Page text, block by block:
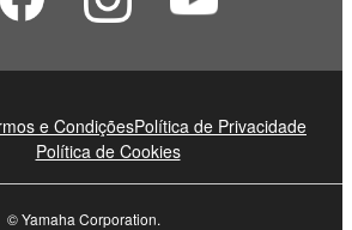
e CondiçõesPolítica de Privacidade
Política de Cookies
© Yamaha Corporation.